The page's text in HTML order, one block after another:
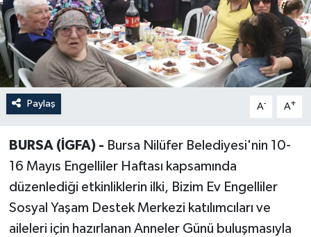
Paylaş A- A+
BURSA (İGFA) - Bursa Nilüfer Belediyesi'nin 10-
16 Mayıs Engelliler Haftası kapsamında
düzenlediği etkinliklerin ilki, Bizim Ev Engelliler
Sosyal Yaşam Destek Merkezi katılımcıları ve
aileleri için hazırlanan Anneler Günü buluşmasıyla